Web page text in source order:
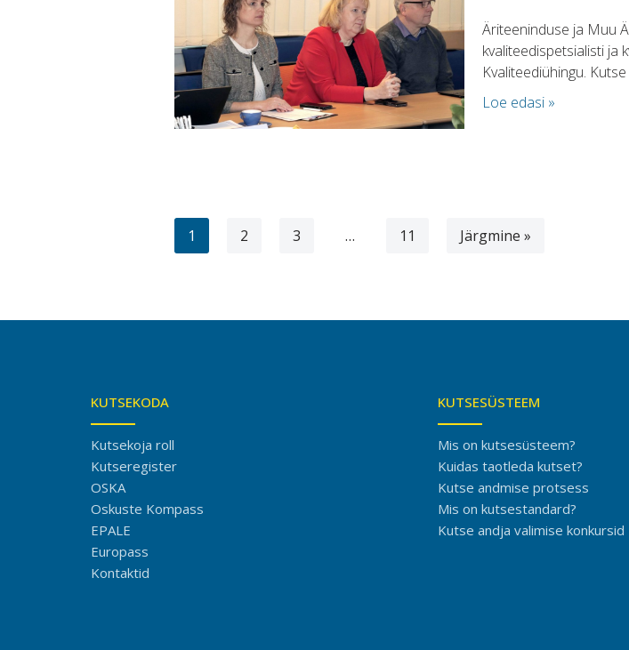
Äriteeninduse ja Muu
kvaliteedispetsialisti ja
Kvaliteediühingu.
Loe edasi »
1 2 3 … 11 Järgmine »
KUTSEKODA
Kutsekoja roll
Kutseregister
OSKA
Oskuste Kompass
EPALE
Europass
Kontaktid
KUTSESÜSTEEM
Mis on kutsesüsteem?
Kuidas taotleda kutset?
Kutse andmise protsess
Mis on kutsestandard?
Kutse andja valimise konkursid